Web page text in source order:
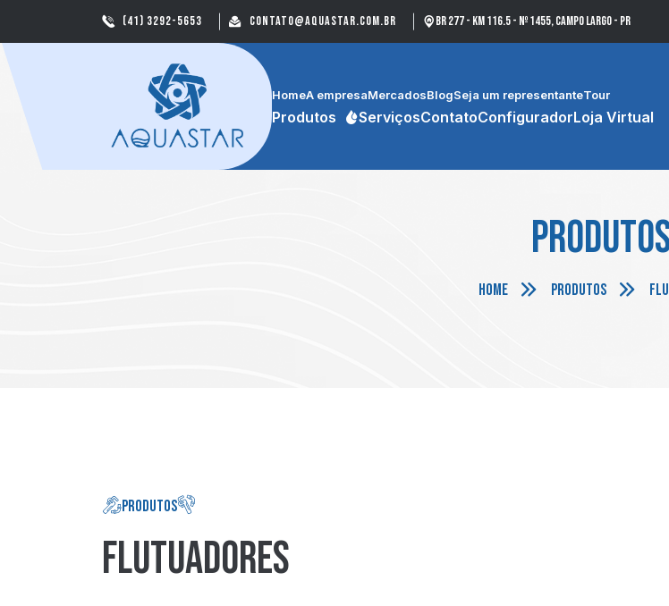
(41) 3292-5653 contato@aquastar.com.br BR 277 - km 116.5 - nº 1455, Campo Largo - PR
HomeA empresaMercadosBlogSeja um representanteTour
Produtos ServiçosContatoConfiguradorLoja Virtual
Home Produtos
PRODUTOS
FLUTUADORES